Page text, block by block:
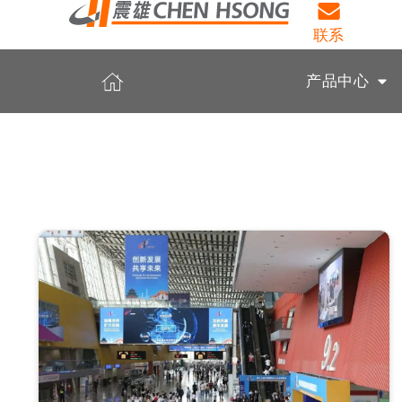
联系
产品中心